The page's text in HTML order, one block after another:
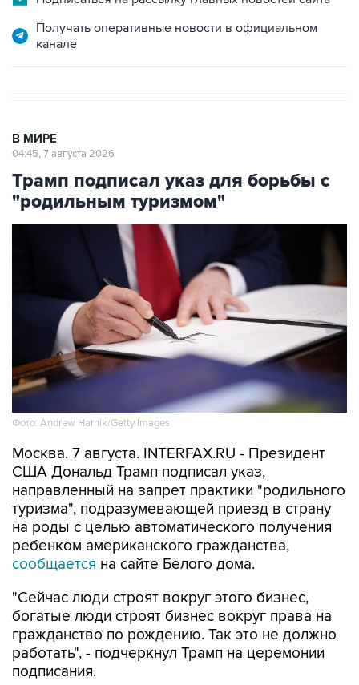
Получать оперативные новости в официальном
канале
В МИРЕ
04:45, 7 августа 2026
Трамп подписал указ для борьбы с
"родильным туризмом"
Фото: Andrew Harnik/Getty Images
Москва. 7 августа. INTERFAX.RU - Президент
США Дональд Трамп подписал указ,
направленный на запрет практики "родильного
туризма", подразумевающей приезд в страну
на роды с целью автоматического получения
ребенком американского гражданства,
сообщается на сайте Белого дома.
"Сейчас люди строят вокруг этого бизнес,
богатые люди строят бизнес вокруг права на
гражданство по рождению. Так это не должно
работать", - подчеркнул Трамп на церемонии
подписания.